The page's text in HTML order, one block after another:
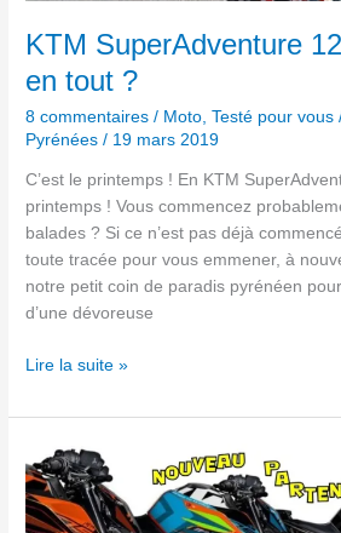
KTM SuperAdventure
en tout ?
8 commentaires / Moto ,Testé pour vous
Pyrénées/ 19 mars 2019
C’est le printemps ! En KTM
printemps ! Vous commencez
balades ? Si ce n’est pas déjà
toute tracée pour vous emmener, à
notre petit coin de paradis pyrénéen
d’une dévoreuse
tout ?
Lire la suite »
Moto
Pyrénées
–